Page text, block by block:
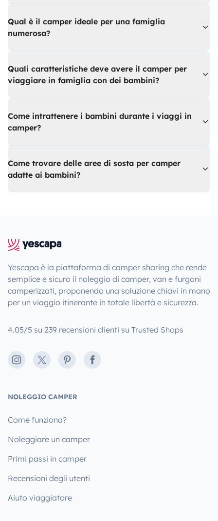
Qual è il camper ideale per una famiglia
numerosa?
Quali caratteristiche deve avere il camper per
viaggiare in famiglia con dei bambini?
Come intrattenere i bambini durante i viaggi in
camper?
Come trovare delle aree di sosta per camper
adatte ai bambini?
Yescapa è la piattaforma di camper sharing che rende
semplice e sicuro il noleggio di camper, van e furgoni
camperizzati, proponendo una soluzione chiavi in mano
per un viaggio itinerante in totale libertà e sicurezza.
4.05/5 su 239 recensioni clienti su Trusted Shops
Instagram
X PinterestFacebook
NOLEGGIO CAMPER
Come funziona?
Noleggiare un camper
Primi passi in camper
Recensioni degli utenti
Aiuto viaggiatore